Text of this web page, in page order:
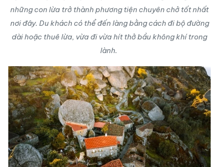
những con lừa trở thành phương tiện chuyên chở tốt nhất
nơi đây. Du khách có thể đến làng bằng cách đi bộ đường
dài hoặc thuê lừa, vừa đi vừa hít thở bầu không khí trong
lành.